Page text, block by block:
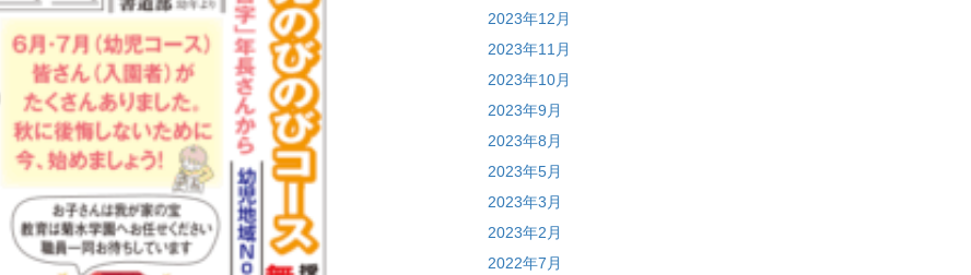
2023年12月
2023年11月
2023年10月
2023年9月
2023年8月
2023年5月
2023年3月
2023年2月
2022年7月